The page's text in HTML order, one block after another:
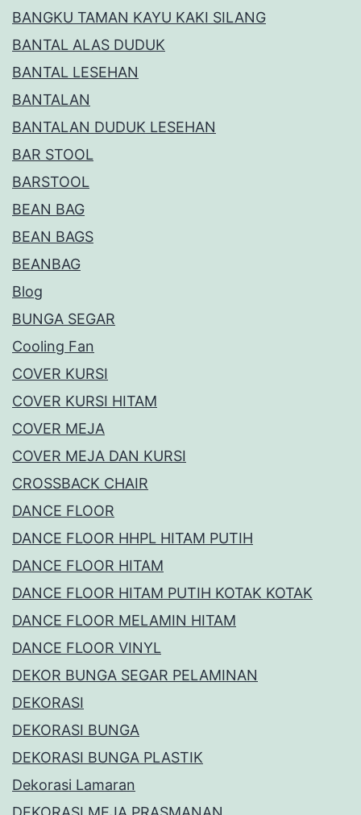
BANGKU TAMAN KAYU KAKI SILANG
BANTAL ALAS DUDUK
BANTAL LESEHAN
BANTALAN
BANTALAN DUDUK LESEHAN
BAR STOOL
BARSTOOL
BEAN BAG
BEAN BAGS
BEANBAG
Blog
BUNGA SEGAR
Cooling Fan
COVER KURSI
COVER KURSI HITAM
COVER MEJA
COVER MEJA DAN KURSI
CROSSBACK CHAIR
DANCE FLOOR
DANCE FLOOR HHPL HITAM PUTIH
DANCE FLOOR HITAM
DANCE FLOOR HITAM PUTIH KOTAK KOTAK
DANCE FLOOR MELAMIN HITAM
DANCE FLOOR VINYL
DEKOR BUNGA SEGAR PELAMINAN
DEKORASI
DEKORASI BUNGA
DEKORASI BUNGA PLASTIK
Dekorasi Lamaran